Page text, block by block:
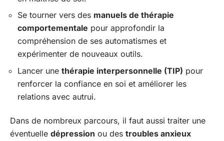
Se tourner vers des manuels de thérapie
comportementale pour approfondir la
compréhension de ses automatismes et
expérimenter de nouveaux outils.
Lancer une thérapie interpersonnelle (TIP) pour
renforcer la confiance en soi et améliorer les
relations avec autrui.
Dans de nombreux parcours, il faut aussi traiter une
éventuelle dépression ou des troubles anxieux